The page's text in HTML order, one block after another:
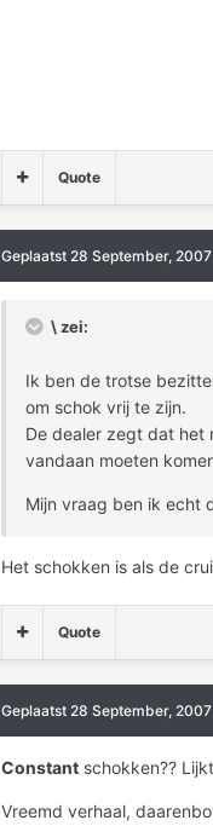
Quote
Geplaatst 28 September, 2007
\ zei:
Ik ben de trotse
om schok vrij te zijn.
De dealer zegt dat het
vandaan moeten
Mijn vraag ben ik echt
Het schokken is als de
Quote
Geplaatst 28 September, 2007
Constantschokken??
Vreemd verhaal,